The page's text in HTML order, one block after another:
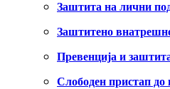
Заштита на лични
Заштитено
Превенција и
Слободен пристап